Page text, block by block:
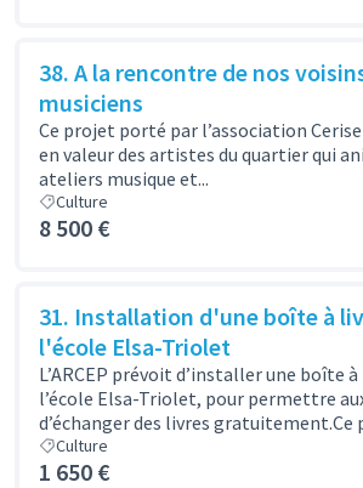
38. A la rencontre de nos
musiciens
Ce projet porté par l’association
en valeur des artistes du quartier qui
ateliers musique et...
Culture
8 500 €
31. Installation d'une boîte à
l'école Elsa-Triolet
L’ARCEP prévoit d’installer une boîte
l’école Elsa-Triolet, pour permettre
d’échanger des livres gratuitement.Ce
Culture
1 650 €